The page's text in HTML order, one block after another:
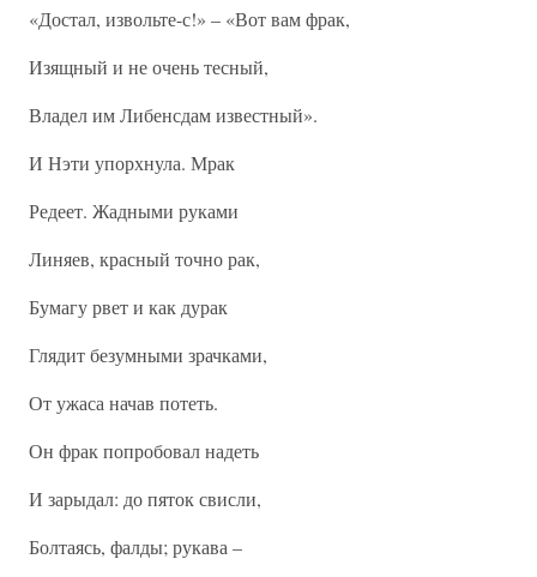
«Достал, извольте-с!» – «Вот вам фрак,
Изящный и не очень тесный,
Владел им Либенсдам известный».
И Нэти упорхнула. Мрак
Редеет. Жадными руками
Линяев, красный точно рак,
Бумагу рвет и как дурак
Глядит безумными зрачками,
От ужаса начав потеть.
Он фрак попробовал надеть
И зарыдал: до пяток свисли,
Болтаясь, фалды; рукава –